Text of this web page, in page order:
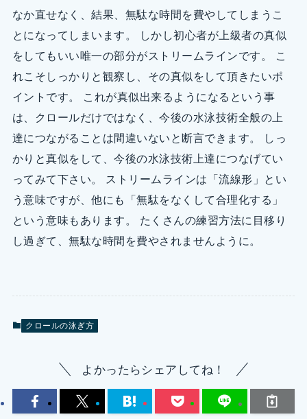
なか直せなく、結果、無駄な時間を費やしてしまうこ
とになってしまいます。 しかし初心者が上級者の真似
をしてもいい唯一の部分がストリームラインです。 こ
れこそしっかりと観察し、その真似をして頂きたいポ
イントです。 これが真似出来るようになるという事
は、クロールだけではなく、今後の水泳技術全般の上
達につながることは間違いないと断言できます。 しっ
かりと真似をして、今後の水泳技術上達につなげてい
ってみて下さい。 ストリームラインは「流線形」とい
う意味ですが、他にも「無駄をなくして合理化する」
という意味もあります。 たくさんの練習方法に目移り
し過ぎて、無駄な時間を費やされませんように。
クロールの泳ぎ方
よかったらシェアしてね！